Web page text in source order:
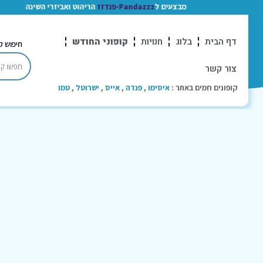
מבצעים לPandazzz-פנדזז הריהוט ואביזרי השינה
דף הבית בלוג חנויות קופוני החודש
צור קשר
קופונים חמים באתר : איסימו ,פנדה ,אייס , ישרוטל ,טמו
חיפוש